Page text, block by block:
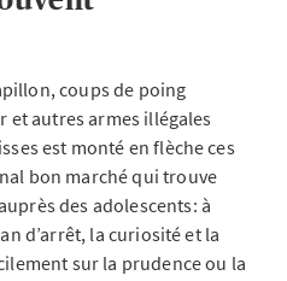
coups de poing
et autres armes illégales
est monté en flèche ces
bon marché qui trouve
des adolescents: à
d’arrêt, la curiosité et la
sur la prudence ou la